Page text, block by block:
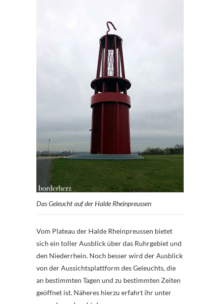
Das Geleucht auf der Halde Rheinpreussen
Vom Plateau der Halde Rheinpreussen bietet
sich ein toller Ausblick über das Ruhrgebiet und
den Niederrhein. Noch besser wird der Ausblick
von der Aussichtsplattform des Geleuchts, die
an bestimmten Tagen und zu bestimmten Zeiten
geöffnet ist. Näheres hierzu erfahrt ihr unter